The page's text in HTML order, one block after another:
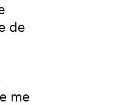
de
me